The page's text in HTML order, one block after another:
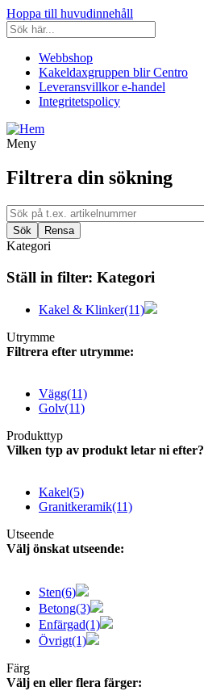
Hoppa till huvudinnehåll
Webbshop
Kakeldaxgruppen blir Centro
Leveransvillkor e-handel
Integritetspolicy
Meny
Filtrera din sökning
Kategori
Ställ in filter: Kategori
Kakel & Klinker(11)
Utrymme
Filtrera efter utrymme:
Vägg(11)
Golv(11)
Produkttyp
Vilken typ av produkt letar ni efter?
Kakel(5)
Granitkeramik(11)
Utseende
Välj önskat utseende:
Sten(6)
Betong(3)
Enfärgad(1)
Övrigt(1)
Färg
Välj en eller flera färger: